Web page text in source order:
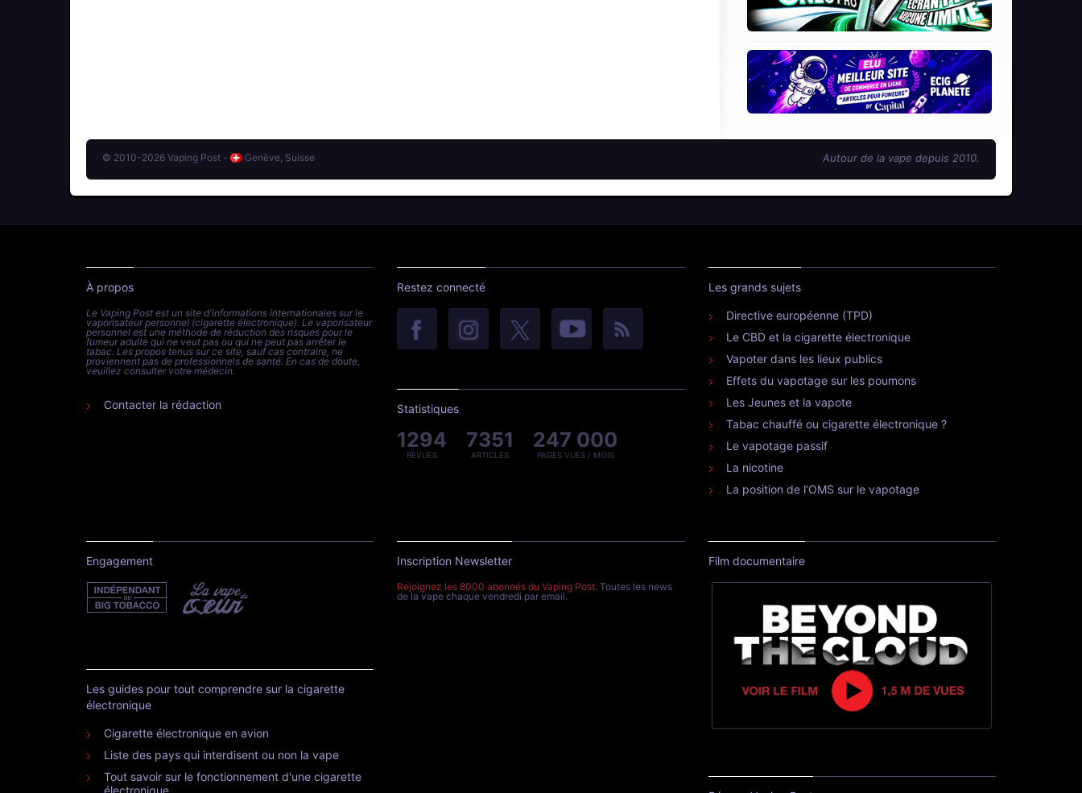
© 2010-2026 Vaping Post - Genève, Suisse Autour de la vape depuis 2010.
À propos
Le Vaping Post est un site d'informations internationales sur le
vaporisateur personnel (cigarette électronique). Le vaporisateur
personnel est une méthode de réduction des risques pour le
fumeur adulte qui ne veut pas ou qui ne peut pas arrêter le
tabac. Les propos tenus sur ce site, sauf cas contraire, ne
proviennent pas de professionnels de santé. En cas de doute,
veuillez consulter votre médecin.
Contacter la rédaction
Restez connecté
Statistiques
1294
REVUES
7351
ARTICLES
247 000
PAGES VUES / MOIS
Les grands sujets
Directive européenne (TPD)
Le CBD et la cigarette électronique
Vapoter dans les lieux publics
Effets du vapotage sur les poumons
Les Jeunes et la vapote
Tabac chauffé ou cigarette électronique ?
Le vapotage passif
La nicotine
La position de l’OMS sur le vapotage
Engagement
Les guides pour tout comprendre sur la cigarette
électronique
Cigarette électronique en avion
Liste des pays qui interdisent ou non la vape
Tout savoir sur le fonctionnement d'une cigarette
électronique
Inscription Newsletter
Rejoignez les 8000 abonnés du Vaping Post. Toutes les news
de la vape chaque vendredi par email.
Film documentaire